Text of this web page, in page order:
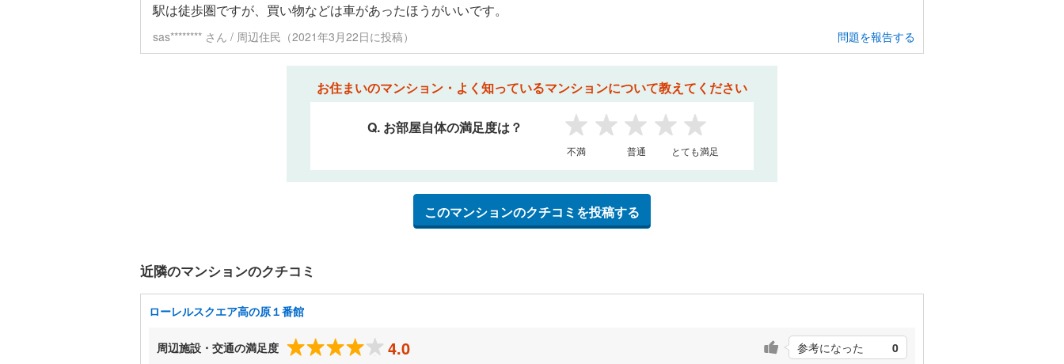
駅は徒歩圏ですが、買い物などは車があったほうがいいです。
sas******** さん / 周辺住民（2021年3月22日に投稿） 問題を報告する
お住まいのマンション・よく知っているマンションについて教えてください
Q. お部屋自体の満足度は？
1 2 3 4 5
不満 普通 とても満足
このマンションのクチコミを投稿する
近隣のマンションのクチコミ
ローレルスクエア高の原１番館
周辺施設・交通の満足度 4.0 参考になった 0